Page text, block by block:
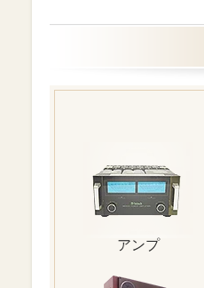
アンプ